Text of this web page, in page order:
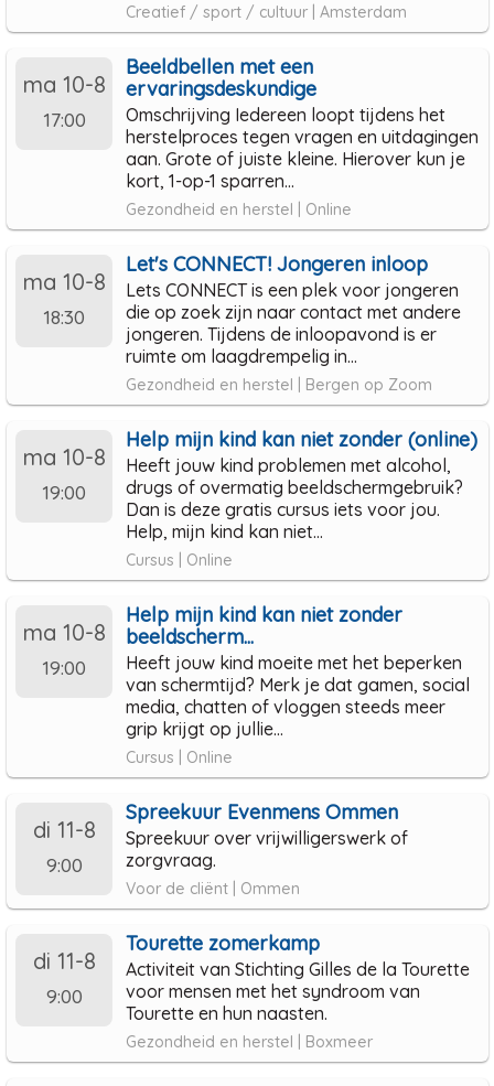
Creatief / sport / cultuur | Amsterdam
ma 10-8
17:00
Beeldbellen met een
ervaringsdeskundige
Omschrijving Iedereen loopt tijdens het
herstelproces tegen vragen en uitdagingen
aan. Grote of juiste kleine. Hierover kun je
kort, 1-op-1 sparren...
Gezondheid en herstel | Online
ma 10-8
18:30
Let's CONNECT! Jongeren inloop
Lets CONNECT is een plek voor jongeren
die op zoek zijn naar contact met andere
jongeren. Tijdens de inloopavond is er
ruimte om laagdrempelig in...
Gezondheid en herstel | Bergen op Zoom
ma 10-8
19:00
Help mijn kind kan niet zonder (online)
Heeft jouw kind problemen met alcohol,
drugs of overmatig beeldschermgebruik?
Dan is deze gratis cursus iets voor jou.
Help, mijn kind kan niet...
Cursus | Online
ma 10-8
19:00
Help mijn kind kan niet zonder
beeldscherm...
Heeft jouw kind moeite met het beperken
van schermtijd? Merk je dat gamen, social
media, chatten of vloggen steeds meer
grip krijgt op jullie...
Cursus | Online
di 11-8
9:00
Spreekuur Evenmens Ommen
Spreekuur over vrijwilligerswerk of
zorgvraag.
Voor de cliënt | Ommen
di 11-8
9:00
Tourette zomerkamp
Activiteit van Stichting Gilles de la Tourette
voor mensen met het syndroom van
Tourette en hun naasten.
Gezondheid en herstel | Boxmeer